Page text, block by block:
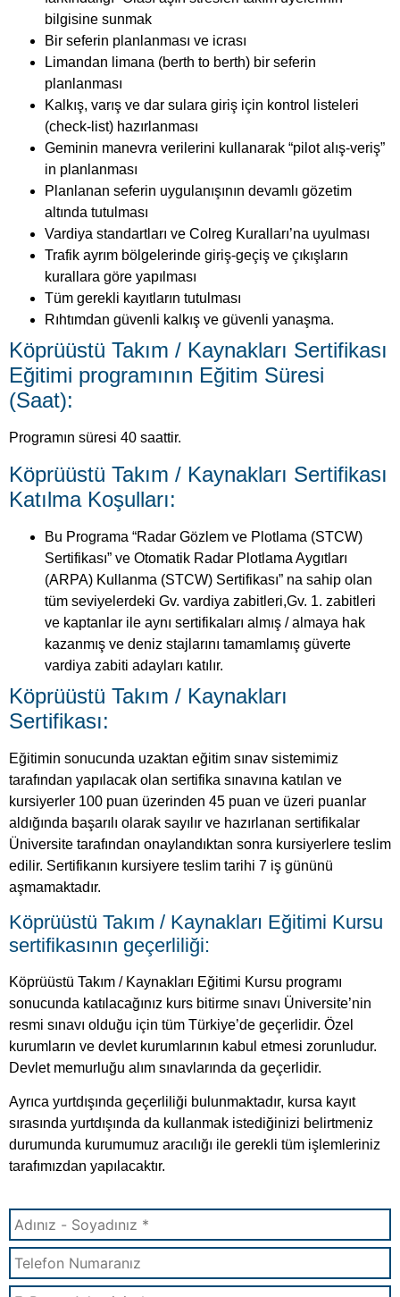
bilgisine sunmak
Bir seferin planlanması ve icrası
Limandan limana (berth to berth) bir seferin
planlanması
Kalkış, varış ve dar sulara giriş için kontrol listeleri
(check-list) hazırlanması
Geminin manevra verilerini kullanarak “pilot alış-veriş”
in planlanması
Planlanan seferin uygulanışının devamlı gözetim
altında tutulması
Vardiya standartları ve Colreg Kuralları’na uyulması
Trafik ayrım bölgelerinde giriş-geçiş ve çıkışların
kurallara göre yapılması
Tüm gerekli kayıtların tutulması
Rıhtımdan güvenli kalkış ve güvenli yanaşma.
Köprüüstü Takım / Kaynakları Sertifikası
Eğitimi programının Eğitim Süresi
(Saat):
Programın süresi 40 saattir.
Köprüüstü Takım / Kaynakları Sertifikası
Katılma Koşulları:
Bu Programa “Radar Gözlem ve Plotlama (STCW)
Sertifikası” ve Otomatik Radar Plotlama Aygıtları
(ARPA) Kullanma (STCW) Sertifikası” na sahip olan
tüm seviyelerdeki Gv. vardiya zabitleri,Gv. 1. zabitleri
ve kaptanlar ile aynı sertifikaları almış / almaya hak
kazanmış ve deniz stajlarını tamamlamış güverte
vardiya zabiti adayları katılır.
Köprüüstü Takım / Kaynakları
Sertifikası:
Eğitimin sonucunda uzaktan eğitim sınav sistemimiz
tarafından yapılacak olan sertifika sınavına katılan ve
kursiyerler 100 puan üzerinden 45 puan ve üzeri puanlar
aldığında başarılı olarak sayılır ve hazırlanan sertifikalar
Üniversite tarafından onaylandıktan sonra kursiyerlere teslim
edilir. Sertifikanın kursiyere teslim tarihi 7 iş gününü
aşmamaktadır.
Köprüüstü Takım / Kaynakları Eğitimi Kursu
sertifikasının geçerliliği:
Köprüüstü Takım / Kaynakları Eğitimi Kursu programı
sonucunda katılacağınız kurs bitirme sınavı Üniversite’nin
resmi sınavı olduğu için tüm Türkiye’de geçerlidir. Özel
kurumların ve devlet kurumlarının kabul etmesi zorunludur.
Devlet memurluğu alım sınavlarında da geçerlidir.
Ayrıca yurtdışında geçerliliği bulunmaktadır, kursa kayıt
sırasında yurtdışında da kullanmak istediğinizi belirtmeniz
durumunda kurumumuz aracılığı ile gerekli tüm işlemleriniz
tarafımızdan yapılacaktır.